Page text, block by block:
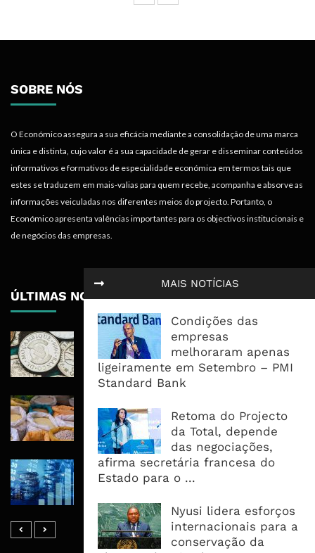
MAIS NOTÍCIAS
Condições das
empresas
melhoraram apenas
ligeiramente em Setembro – PMI
Standard Bank
Retoma do Projecto
da Total, depende
das negociações,
afirma secretária francesa do
Estado para o ...
Nyusi lidera esforços
internacionais para a
conservação da
SOBRE NÓS
O Económico assegura a sua eficácia mediante a consolidação de uma marca
única e distinta, cujo valor é a sua capacidade de gerar e disseminar conteúdos
informativos e formativos de especialidade económica em termos tais que
estes se traduzem em mais-valias para quem recebe, acompanha e absorve as
informações veiculadas nos diferentes meios do projecto. Portanto, o
Económico apresenta valências importantes para os objectivos institucionais e
de negócios das empresas.
ÚLTIMAS NOTÍCIAS
Economia Moçambicana Procura
Recuperar em 2026, Mas Crédito,
Dívida e Divisas Limitam Aceleração
Nova Fase de Risco Após Meses de
Oferta Confortável
Dívida Pública Sobe Para 75,2% do
PIB e Pressão Desloca-se Para o